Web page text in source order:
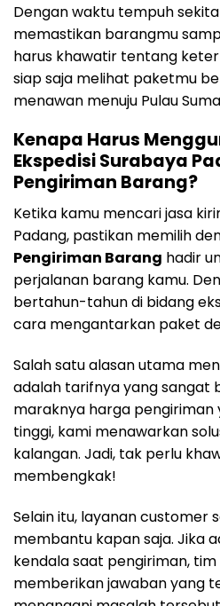
Dengan waktu tempuh
memastikan barangmu
harus khawatir tentang
siap saja melihat paketmu
menawan menuju Pulau
Kenapa Harus
Ekspedisi Surabaya
Pengiriman Barang?
Ketika kamu mencari jasa
Padang, pastikan memilih
Pengiriman Barang hadir
perjalanan barang kamu.
bertahun-tahun di bidang
cara mengantarkan paket
Salah satu alasan utama
adalah tarifnya yang sangat
maraknya harga pengiriman
tinggi, kami menawarkan
kalangan. Jadi, tak perlu
membengkak!
Selain itu, layanan customer
membantu kapan saja. Jika
kendala saat pengiriman,
memberikan jawaban yang